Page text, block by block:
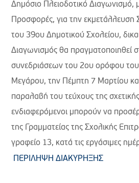
Δημόσιο Πλειοδοτικό Διαγωνισμό,
Προσφορές, για την εκμετάλλευση
του 39ου Δημοτικού Σχολείου,
Διαγωνισμός θα πραγματοποιηθεί
συνεδριάσεων του 2ου ορόφου
Μεγάρου, την Πέμπτη 7 Μαρτίου
παραλαβή του τεύχους της
ενδιαφερόμενοι μπορούν να
της Γραμματείας της Σχολικής
γραφείο 13, κατά τις εργάσιμες
ΠΕΡΙΛΗΨΗ ΔΙΑΚΥΡΗΞΗΣ